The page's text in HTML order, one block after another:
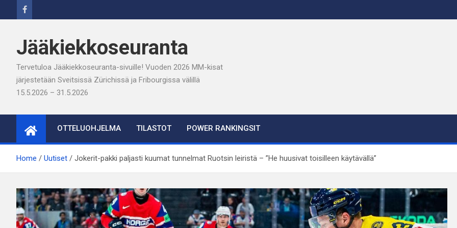
to
Jääkiekkoseuranta
Tervetuloa Jääkiekkoseuranta-sivuille! Vuoden 2026 MM-kisat
järjestetään Sveitsissä Zürichissä ja Fribourgissa välillä
15.5.2026 – 31.5.2026
OTTELUOHJELMA TILASTOT POWER RANKINGSIT
Home Uutiset Jokerit-pakki paljasti kuumat tunnelmat Ruotsin leiristä – ”He huusivat toisilleen käytävällä”